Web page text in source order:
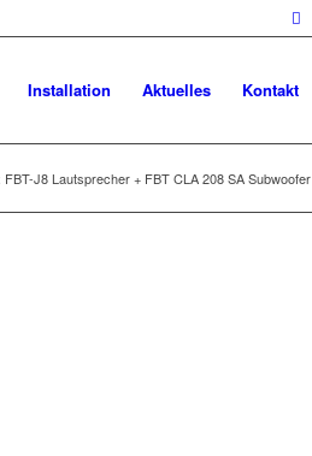
Installation Aktuelles Kontakt
FBT-J8 Lautsprecher + FBT CLA 208 SA Subwoofer